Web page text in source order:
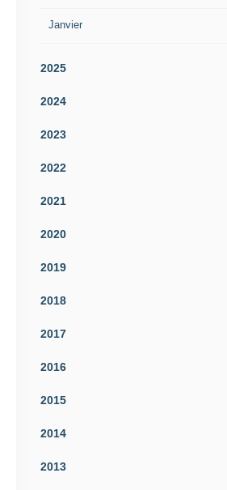
Janvier
2025
2024
2023
2022
2021
2020
2019
2018
2017
2016
2015
2014
2013